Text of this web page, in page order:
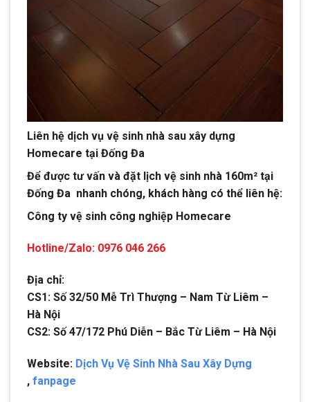
Liên hệ dịch vụ vệ sinh nhà sau xây dựng
Homecare tại Đống Đa
Để được tư vấn và đặt lịch vệ sinh nhà 160m² tại
Đống Đa nhanh chóng, khách hàng có thể liên hệ:
Công ty vệ sinh công nghiệp Homecare
Hotline/Zalo: 0976 046 266
Địa chỉ:
CS1: Số 32/50 Mễ Trì Thượng – Nam Từ Liêm –
Hà Nội
CS2: Số 47/172 Phú Diễn – Bắc Từ Liêm – Hà Nội
Website: Dịch Vụ Vệ Sinh Nhà Sau Xây Dựng
, fanpage